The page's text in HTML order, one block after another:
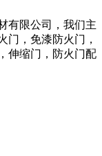
有限公司，我们主
门，免漆防火门，
伸缩门，防火门配